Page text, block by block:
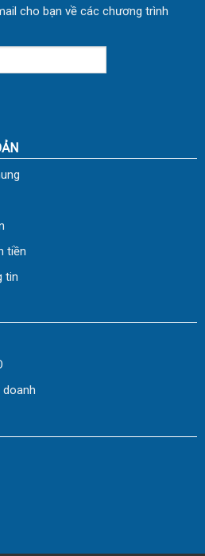
cho bạn về các chương trình
tiền
tin